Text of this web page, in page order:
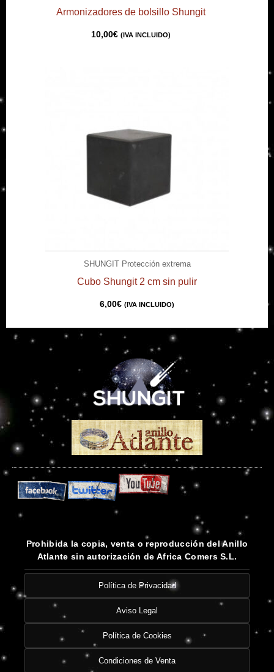
Armonizadores de bolsillo Shungit
10,00€ (IVA INCLUIDO)
SHUNGIT Protección extrema
Cubo Shungit 2 cm sin pulir
6,00€ (IVA INCLUIDO)
Prohibida la copia, venta o reproducción del Anillo
Atlante sin autorización de Africa Comers S.L.
Política de Privacidad
Aviso Legal
Política de Cookies
Condiciones de Venta